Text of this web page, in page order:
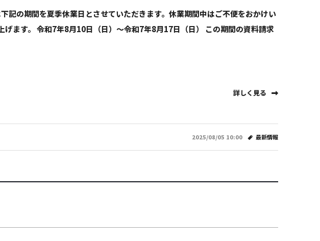
の期間を夏季休業日とさせていただきます。休業期間中はご不便をおかけい
ます。 令和7年8月10日（日）～令和7年8月17日（日） この期間の資料請求
詳しく見る
2025/08/05 10:00 最新情報